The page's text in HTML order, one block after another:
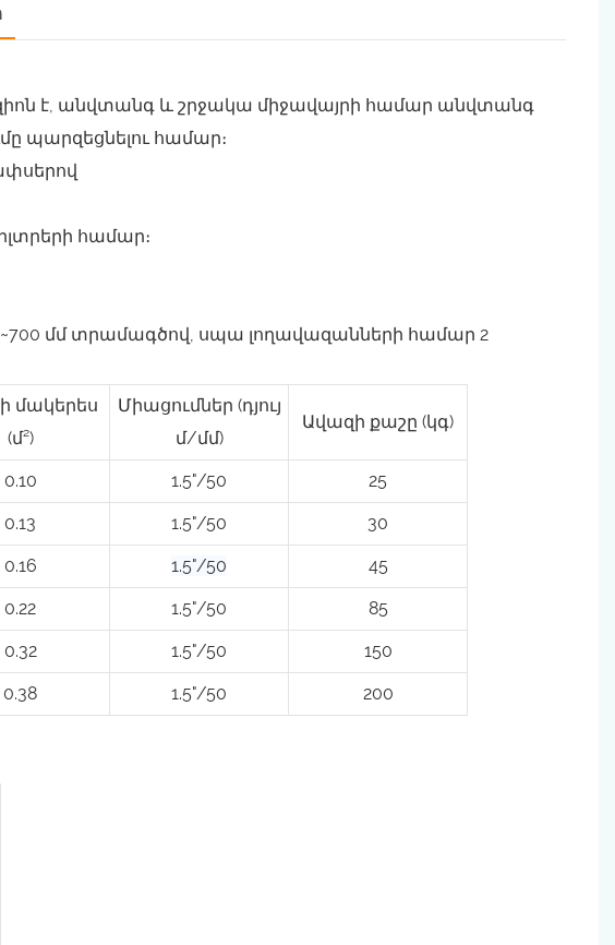
է, անվտանգ և շրջակա միջավայրի համար անվտանգ
պարզեցնելու համար։
համար։
մակերես
(մ²)
Միացումներ (դյույ
մ/մմ)
Ավազի քաշը (կգ)
0.10 1.5"/50 25
0.13 1.5"/50 30
0.16 1.5"/50 45
0.22 1.5"/50 85
0.32 1.5"/50 150
0.38 1.5"/50 200